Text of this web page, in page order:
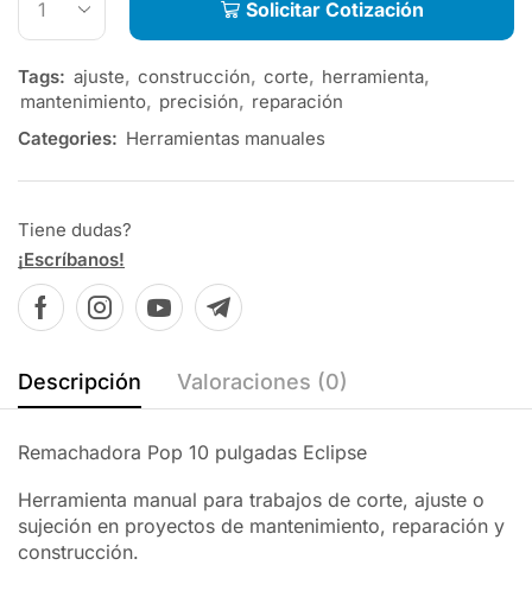
Solicitar Cotización
Tags: ajuste, construcción, corte, herramienta,
mantenimiento, precisión, reparación
Categories: Herramientas manuales
Tiene dudas?
¡Escríbanos!
Descripción Valoraciones (0)
Remachadora Pop 10 pulgadas Eclipse
Herramienta manual para trabajos de corte, ajuste o
sujeción en proyectos de mantenimiento, reparación y
construcción.